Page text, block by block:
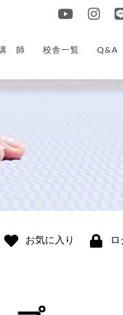
師 校舎一覧 Q&A
お気に入り